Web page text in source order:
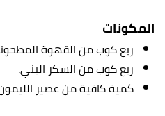
المكونات
ربع كوب من القهوة
ربع كوب من السكر البني.
كمية كافية من عصير